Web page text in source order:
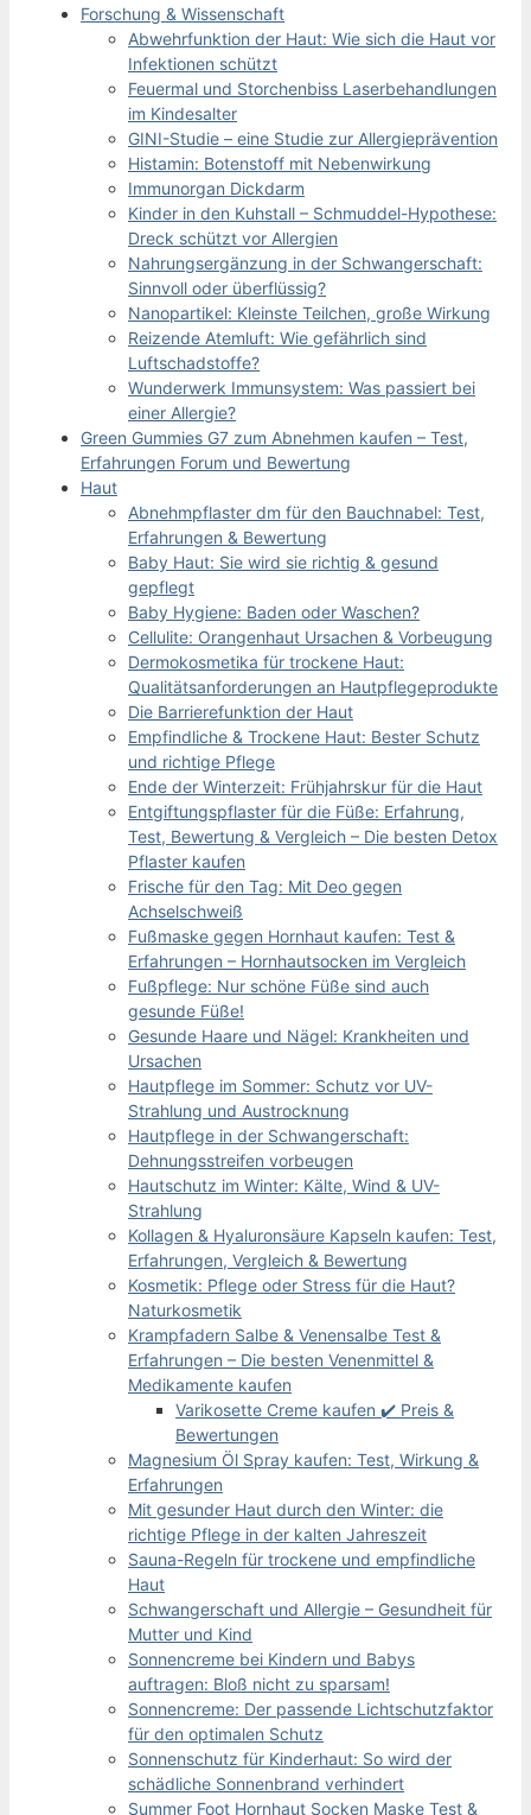
Forschung & Wissenschaft
Abwehrfunktion der Haut: Wie sich die Haut vor
Infektionen schützt
Feuermal und Storchenbiss Laserbehandlungen
im Kindesalter
GINI-Studie – eine Studie zur Allergieprävention
Histamin: Botenstoff mit Nebenwirkung
Immunorgan Dickdarm
Kinder in den Kuhstall – Schmuddel-Hypothese:
Dreck schützt vor Allergien
Nahrungsergänzung in der Schwangerschaft:
Sinnvoll oder überflüssig?
Nanopartikel: Kleinste Teilchen, große Wirkung
Reizende Atemluft: Wie gefährlich sind
Luftschadstoffe?
Wunderwerk Immunsystem: Was passiert bei
einer Allergie?
Green Gummies G7 zum Abnehmen kaufen – Test,
Erfahrungen Forum und Bewertung
Haut
Abnehmpflaster dm für den Bauchnabel: Test,
Erfahrungen & Bewertung
Baby Haut: Sie wird sie richtig & gesund
gepflegt
Baby Hygiene: Baden oder Waschen?
Cellulite: Orangenhaut Ursachen & Vorbeugung
Dermokosmetika für trockene Haut:
Qualitätsanforderungen an Hautpflegeprodukte
Die Barrierefunktion der Haut
Empfindliche & Trockene Haut: Bester Schutz
und richtige Pflege
Ende der Winterzeit: Frühjahrskur für die Haut
Entgiftungspflaster für die Füße: Erfahrung,
Test, Bewertung & Vergleich – Die besten Detox
Pflaster kaufen
Frische für den Tag: Mit Deo gegen
Achselschweiß
Fußmaske gegen Hornhaut kaufen: Test &
Erfahrungen – Hornhautsocken im Vergleich
Fußpflege: Nur schöne Füße sind auch
gesunde Füße!
Gesunde Haare und Nägel: Krankheiten und
Ursachen
Hautpflege im Sommer: Schutz vor UV-
Strahlung und Austrocknung
Hautpflege in der Schwangerschaft:
Dehnungsstreifen vorbeugen
Hautschutz im Winter: Kälte, Wind & UV-
Strahlung
Kollagen & Hyaluronsäure Kapseln kaufen: Test,
Erfahrungen, Vergleich & Bewertung
Kosmetik: Pflege oder Stress für die Haut?
Naturkosmetik
Krampfadern Salbe & Venensalbe Test &
Erfahrungen – Die besten Venenmittel &
Medikamente kaufen
Varikosette Creme kaufen ✔️ Preis &
Bewertungen
Magnesium Öl Spray kaufen: Test, Wirkung &
Erfahrungen
Mit gesunder Haut durch den Winter: die
richtige Pflege in der kalten Jahreszeit
Sauna-Regeln für trockene und empfindliche
Haut
Schwangerschaft und Allergie – Gesundheit für
Mutter und Kind
Sonnencreme bei Kindern und Babys
auftragen: Bloß nicht zu sparsam!
Sonnencreme: Der passende Lichtschutzfaktor
für den optimalen Schutz
Sonnenschutz für Kinderhaut: So wird der
schädliche Sonnenbrand verhindert
Summer Foot Hornhaut Socken Maske Test &